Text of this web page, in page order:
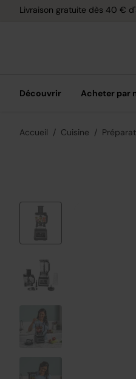
Découvrir Acheter par
Accueil Cuisine